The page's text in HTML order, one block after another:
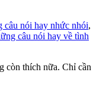
câu nói hay nhức nhói,
câu nói hay về tình
còn thích nữa. Chỉ cần